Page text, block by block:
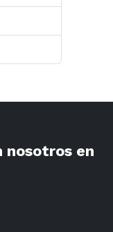
nosotros en